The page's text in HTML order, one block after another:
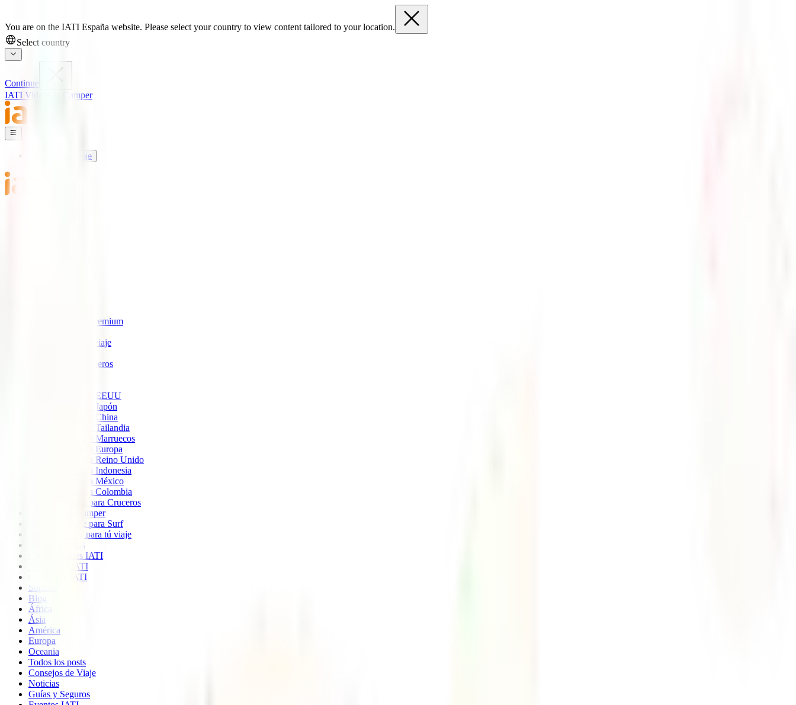
You are on the IATI España website. Please select your country to view content tailored to your location.
Select country
Continue
IATI Vida
IATI Camper
Seguros de Viaje
IATI Anulación Premium
IATI Anual Multiviaje
IATI Grandes Viajeros
Seguro de viaje a EEUU
Seguro de viaje a Japón
Seguro de viaje a China
Seguro de viaje a Tailandia
Seguro de viaje a Marruecos
Seguro de viaje a Europa
Seguro de viaje a Reino Unido
Seguro de viaje a Indonesia
Seguro de viaje a México
Seguro de viaje a Colombia
Seguro de viaje para Cruceros
Seguro para Camper
Seguro de viaje para Surf
Imprescindible para tú viaje
Quiénes somos
Colaboradores IATI
Descuento IATI
Opiniones IATI
Soporte
Blog
África
Ásia
América
Europa
Oceania
Todos los posts
Consejos de Viaje
Noticias
Guías y Seguros